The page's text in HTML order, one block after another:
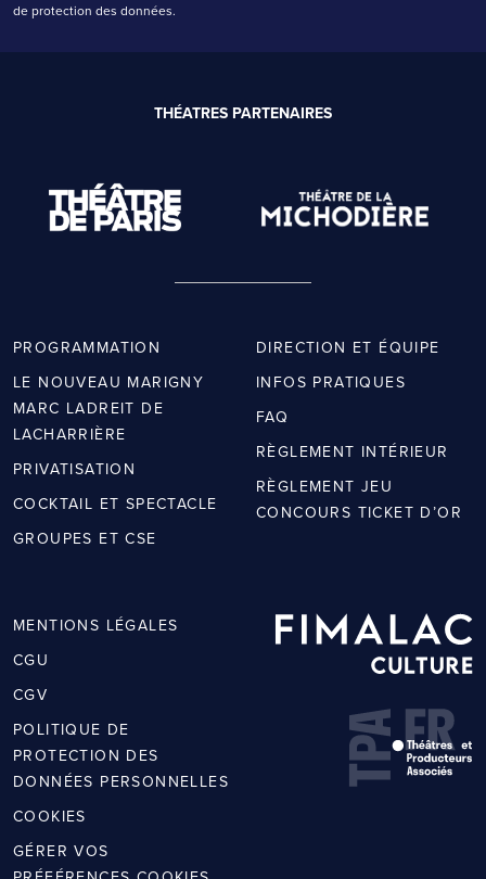
de protection des données.
THÉATRES PARTENAIRES
PROGRAMMATION
LE NOUVEAU MARIGNY
MARC LADREIT DE
LACHARRIÈRE
PRIVATISATION
COCKTAIL ET SPECTACLE
GROUPES ET CSE
DIRECTION ET ÉQUIPE
INFOS PRATIQUES
FAQ
RÈGLEMENT INTÉRIEUR
RÈGLEMENT JEU
CONCOURS TICKET D’OR
MENTIONS LÉGALES
CGU
CGV
POLITIQUE DE
PROTECTION DES
DONNÉES PERSONNELLES
COOKIES
GÉRER VOS